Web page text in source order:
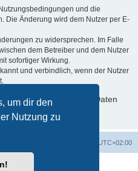
um dir den
Nutzung zu
und die
Die Änderung wird dem Nutzer per E-
zu widersprechen. Im Falle
dem Betreiber und dem Nutzer
sofortiger Wirkung.
und verbindlich, wenn der Nutzer
deinen persönlichen Daten
UTC+02:00
Software © phpBB Limited